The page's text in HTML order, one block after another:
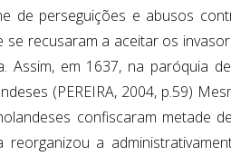
de perseguições e abusos
recusaram a aceitar os
Assim, em 1637, na paróquia
(PEREIRA, 2004, p.59)
confiscaram metade
a